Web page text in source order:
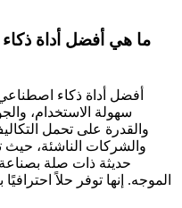
ما هي أفضل أداة
أفضل أداة ذكاء
سهولة الاستخدام،
والقدرة على تحمل
والشركات الناشئة،
حديثة ذات صلة بصناعة
الموجه. إنها توفر حلاً